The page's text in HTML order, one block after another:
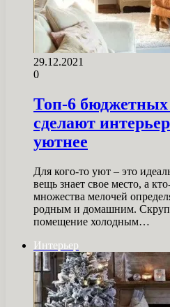
29.12.2021
0
Топ-6 бюджетных
сделают
уютнее
Для кого-то уют – это
вещь знает свое место, а
множества мелочей
родным и домашним.
помещение холодным…
Интерьер